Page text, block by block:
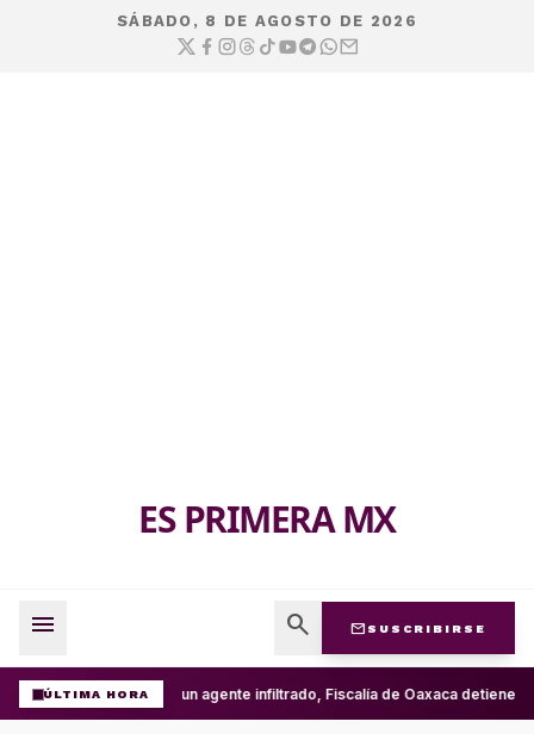
SÁBADO, 8 DE AGOSTO DE 2026
ES PRIMERA MX
menu search mail SUSCRIBIRSE
ÚLTIMA HORACon un agente infiltrado, Fiscalía de Oaxaca detiene